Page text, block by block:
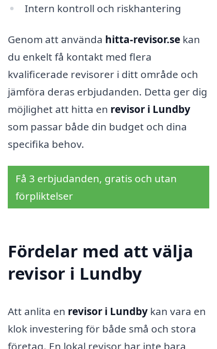
Intern kontroll och riskhantering
Genom att använda hitta-revisor.se kan
du enkelt få kontakt med flera
kvalificerade revisorer i ditt område och
jämföra deras erbjudanden. Detta ger dig
möjlighet att hitta en revisor i Lundby
som passar både din budget och dina
specifika behov.
Få 3 erbjudanden, gratis och utan
förpliktelser
Fördelar med att välja
revisor i Lundby
Att anlita en revisor i Lundby kan vara en
klok investering för både små och stora
företag. En lokal revisor har inte bara